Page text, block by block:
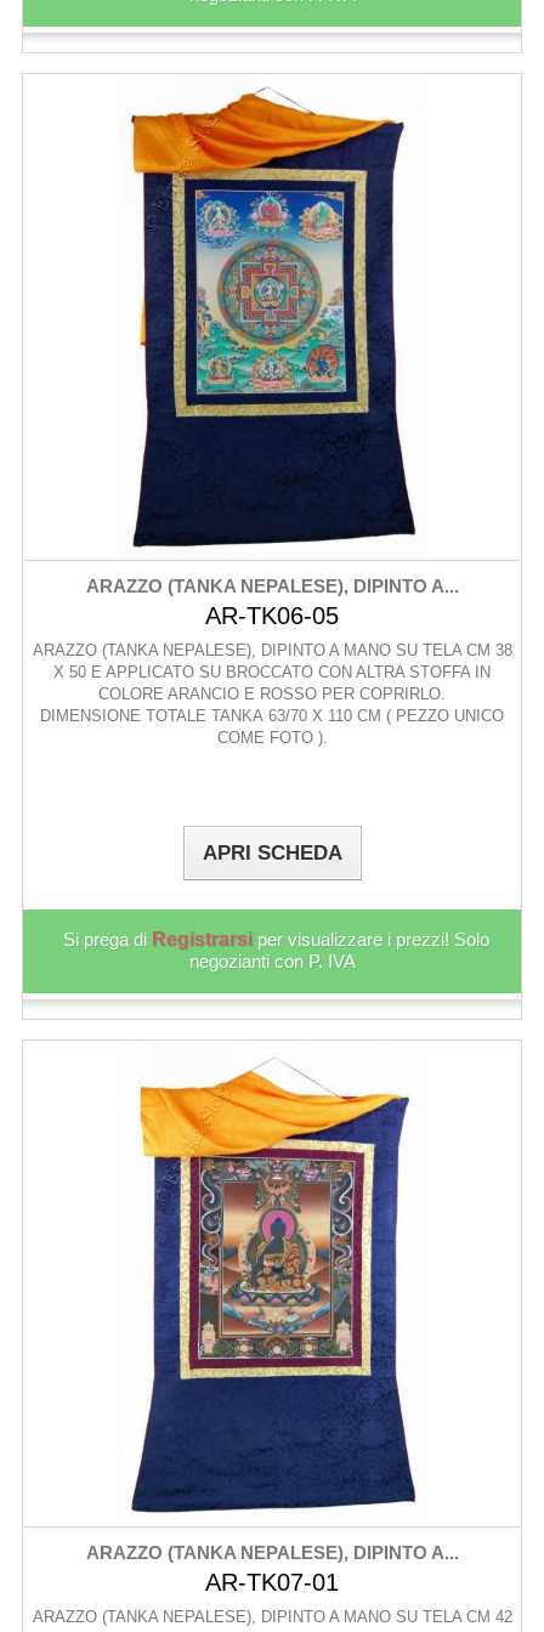
ARAZZO (TANKA NEPALESE), DIPINTO A...
AR-TK06-05
ARAZZO (TANKA NEPALESE), DIPINTO A MANO SU TELA CM 38
X 50 E APPLICATO SU BROCCATO CON ALTRA STOFFA IN
COLORE ARANCIO E ROSSO PER COPRIRLO.
DIMENSIONE TOTALE TANKA 63/70 X 110 CM ( PEZZO UNICO
COME FOTO ).
APRI SCHEDA
Si prega di Registrarsi per visualizzare i prezzi! Solo
negozianti con P. IVA
ARAZZO (TANKA NEPALESE), DIPINTO A...
AR-TK07-01
ARAZZO (TANKA NEPALESE), DIPINTO A MANO SU TELA CM 42